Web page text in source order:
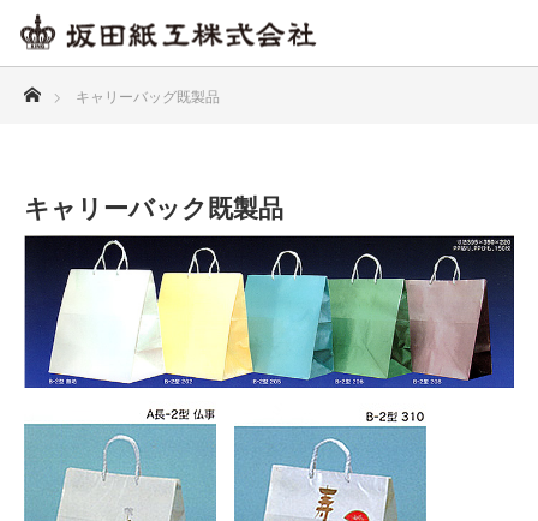
ホーム
キャリーバッグ既製品
キャリーバック既製品